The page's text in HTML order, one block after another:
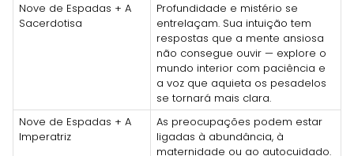
Nove de Espadas + A
Sacerdotisa
Profundidade e mistério se
entrelaçam. Sua intuição tem
respostas que a mente ansiosa
não consegue ouvir — explore o
mundo interior com paciência e
a voz que aquieta os pesadelos
se tornará mais clara.
Nove de Espadas + A
Imperatriz
As preocupações podem estar
ligadas à abundância, à
maternidade ou ao autocuidado.